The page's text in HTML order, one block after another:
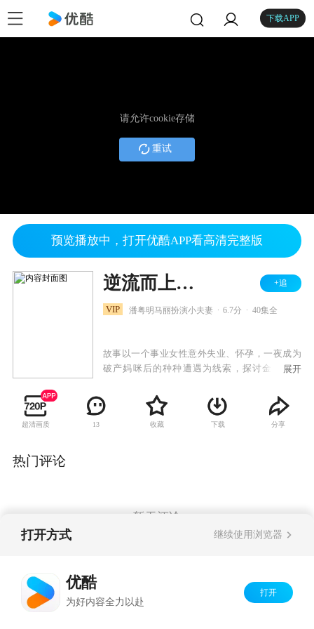
下载APP
请允许cookie存储
重试
预览播放中，打开优酷APP看高清完整版
逆流而上的你 DVD版 +追
VIP 潘粤明马丽扮演小夫妻 6.7分 40集全
故事以一个事业女性意外失业、怀孕，一夜成为
破产妈咪后的种种遭遇为线索，探讨金钱与育
女到节俭妈的人生转变，讲述了一个关于“亲情爱
情才是人生最大奢侈品”的故事。
展开
超清画质 13 收藏 下载 分享
热门评论
暂无评论
打开方式 继续使用浏览器
优酷
为好内容全力以赴
打开